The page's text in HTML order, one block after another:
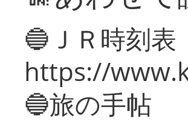
🔵ＪＲ時刻表
https://
🔵旅の手帖